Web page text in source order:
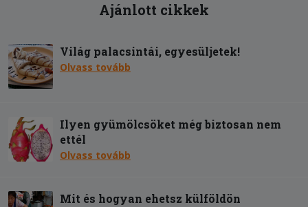
Ajánlott cikkek
Világ palacsintái, egyesüljetek!
Olvass tovább
Ilyen gyümölcsöket még biztosan nem
ettél
Olvass tovább
Mit és hogyan ehetsz külföldön